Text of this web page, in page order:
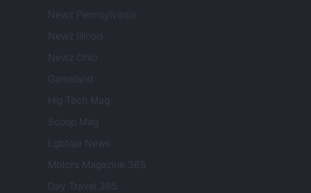
Newz Pennsylvania
Newz Illinois
Newz Ohio
Gameland
Hig Tech Mag
Scoop Mag
Lgbtqia News
Motors Magazine 365
Day Travel 365